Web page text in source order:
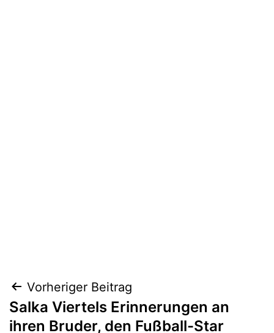
Beitragsnavigation
Vorheriger Beitrag
Salka Viertels Erinnerungen an
ihren Bruder, den Fußball-Star